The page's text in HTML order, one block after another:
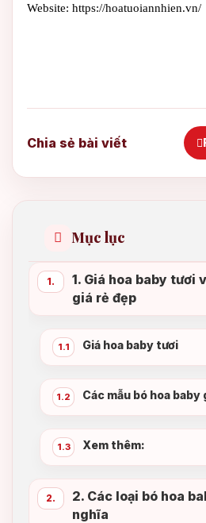
Website: https://hoatuoiannhien.vn/
Chia sẻ bài viết
Mục lục
1.
1. Giá hoa baby tươi
giá rẻ đẹp
1.1 Giá hoa baby tươi
1.2 Các mẫu bó hoa baby
1.3 Xem thêm:
2.
2. Các loại bó hoa
nghĩa